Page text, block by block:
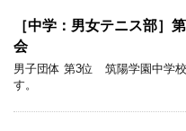
［中学：男女テニス部］
会
男子団体 第3位 筑陽学園中学
す。